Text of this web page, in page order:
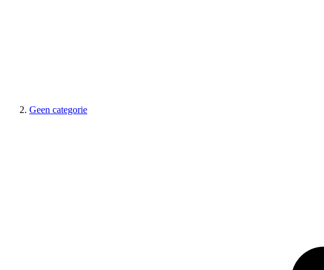
Geen categorie